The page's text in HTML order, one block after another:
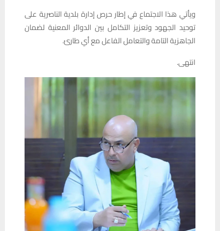
ويأتي هذا الاجتماع في إطار حرص إدارة بلدية الناصرية على
توحيد الجهود وتعزيز التكامل بين الدوائر المعنية لضمان
الجاهزية التامة والتعامل الفاعل مع أي طارئ.
انتهى.